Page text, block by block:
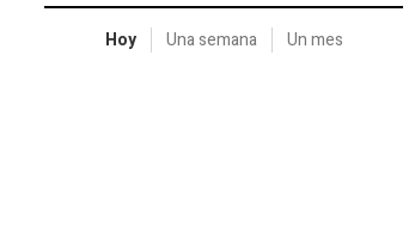
Hoy Una semana Un mes